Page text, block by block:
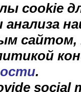
cookie
анализа
.
social